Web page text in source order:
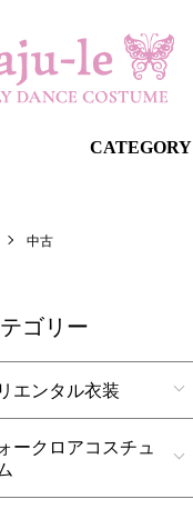
CATEGORY
中古
ゴリー
エンタル衣装
ークロアコスチュ